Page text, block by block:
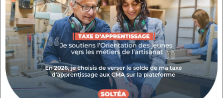
RÉFÉRENCE : 5.1.1
THÉMATIQUE : DÉVELOPPER MON ENTREPRISE